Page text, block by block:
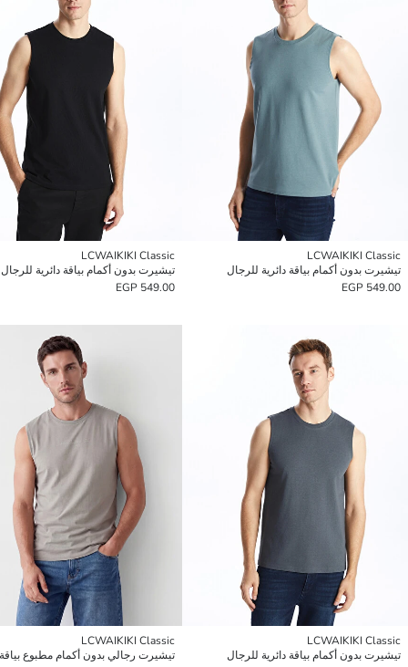
LCWAIKIKI Classic
تيشيرت بدون أكمام بياقة دائرية للرجال
549.00 EGP
LCWAIKIKI Classic
تيشيرت بدون أكمام بياقة دائرية للرجال
549.00 EGP
LCWAIKIKI Classic
تيشيرت بدون أكمام بياقة دائرية للرجال
LCWAIKIKI Classic
تيشيرت رجالي بدون أكمام مطبوع بياقة